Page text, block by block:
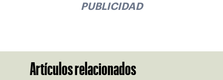
PUBLICIDAD
Artículos relacionados